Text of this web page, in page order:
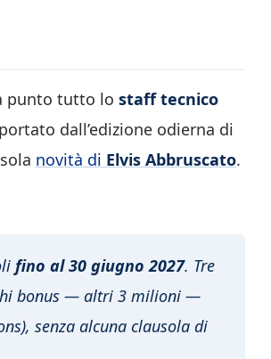
punto tutto lo staff tecnico
dall’edizione odierna di
novità di Elvis Abbruscato.
fino al 30 giugno 2027. Tre
bonus — altri 3 milioni —
senza alcuna clausola di